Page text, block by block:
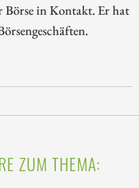
Börse in Kontakt. Er hat
ZUM THEMA: